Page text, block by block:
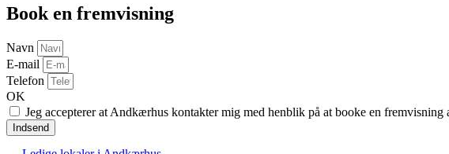
Book en fremvisning
Navn
E-mail
Telefon
OK
Jeg accepterer at Andkærhus kontakter mig med henblik på at booke en fremvisning
Indsend